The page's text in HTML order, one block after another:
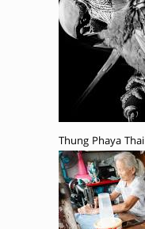
Thung Phaya Thai